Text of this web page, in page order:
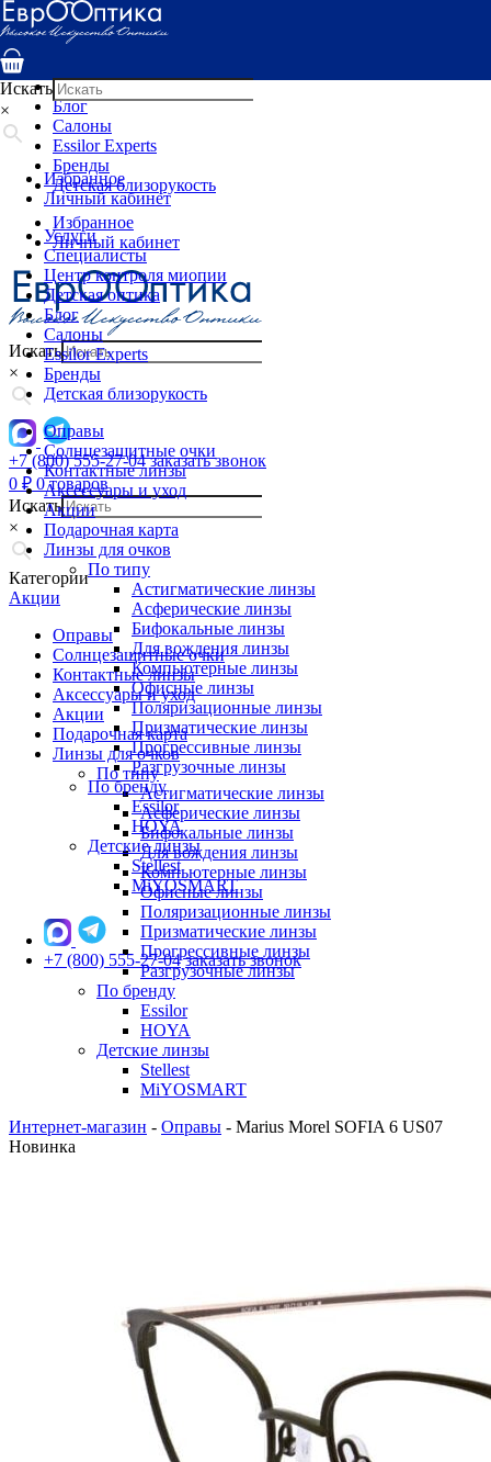
Услуги
Специалисты
Детская оптика
Блог
Салоны
Essilor Experts
Бренды
Детская близорукость
Избранное
Личный кабинет
Искать
×
+7 (800) 555-27-04 заказать звонок
0 ₽ 0 товаров
Искать
×
Категории
Акции
Оправы
Солнцезащитные очки
Контактные линзы
Аксессуары и уход
Акции
Подарочная карта
Линзы для очков
По типу
Астигматические линзы
Асферические линзы
Бифокальные линзы
Для вождения линзы
Компьютерные линзы
Офисные линзы
Поляризационные линзы
Призматические линзы
Прогрессивные линзы
Разгрузочные линзы
По бренду
Essilor
HOYA
Детские линзы
Stellest
MiYOSMART
Искать
×
Избранное
Личный кабинет
Услуги
Специалисты
Центр контроля миопии
Детская оптика
Блог
Салоны
Essilor Experts
Бренды
Детская близорукость
Оправы
Солнцезащитные очки
Контактные линзы
Аксессуары и уход
Акции
Подарочная карта
Линзы для очков
По типу
Астигматические линзы
Асферические линзы
Бифокальные линзы
Для вождения линзы
Компьютерные линзы
Офисные линзы
Поляризационные линзы
Призматические линзы
Прогрессивные линзы
Разгрузочные линзы
По бренду
Essilor
HOYA
Детские линзы
Stellest
MiYOSMART
+7 (800) 555-27-04 заказать звонок
Интернет-магазин - Оправы - Marius Morel SOFIA 6 US07
Новинка